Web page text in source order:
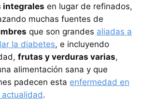
integrales en lugar de refinados,
muchas fuentes de
que son grandes aliadas a
la diabetes, e incluyendo
frutas y verduras varias,
alimentación sana y que
padecen esta enfermedad en
.